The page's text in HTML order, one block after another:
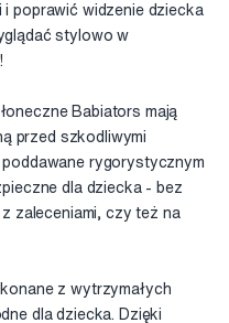
poprawić widzenie dziecka
stylowo w
Babiators mają
przed szkodliwymi
poddawane rygorystycznym
dla dziecka - bez
zaleceniami, czy też na
z wytrzymałych
dla dziecka. Dzięki